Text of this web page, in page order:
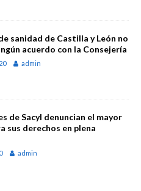
sanidad de Castilla y León no
acuerdo con la Consejería
admin
de Sacyl denuncian el mayor
sus derechos en plena
admin